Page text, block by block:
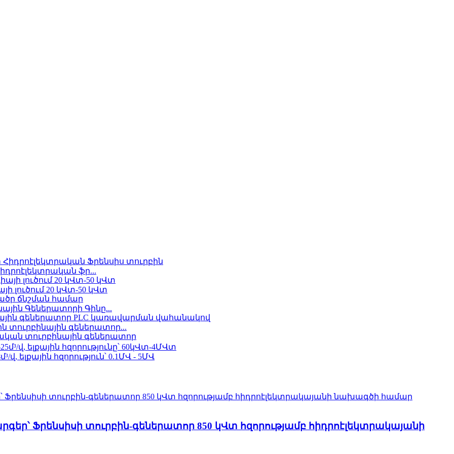
500 կՎտ Fra...
արդյունավետություն, ցածր ջերմություն...
իոնային մարտկոց...
շեղբով կա...
ֆր...
լուծում 20 կՎտ-50 կՎտ
Գեներատորի Գինը...
տուրբինային գեներատոր...
տուրբինային գեներատոր
իոնային մարտկոց...
շեղբով կա...
Ֆրենսիսի տուրբին-գեներատոր 850 կՎտ հզորությամբ հիդրոէլեկտրակայանի